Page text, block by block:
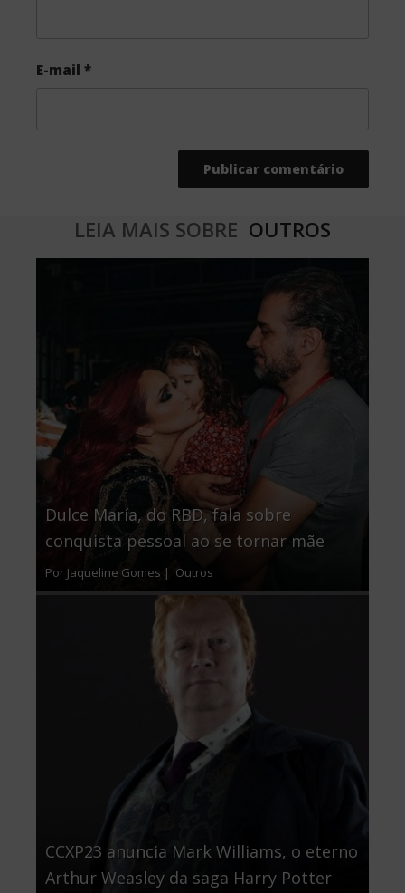
E-mail *
LEIA MAIS SOBRE OUTROS
Dulce María, do RBD, fala sobre
conquista pessoal ao se tornar mãe
Por Jaqueline Gomes | Outros
CCXP23 anuncia Mark Williams, o eterno
Arthur Weasley da saga Harry Potter